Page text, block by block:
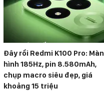
Đây rồi Redmi K100 Pro: Màn
hình 185Hz, pin 8.580mAh,
chụp macro siêu đẹp, giá
khoảng 15 triệu